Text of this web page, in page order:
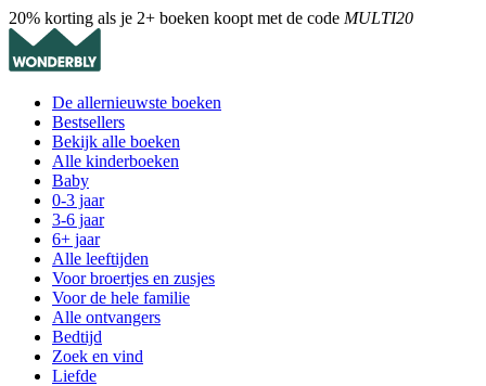
20% korting als je 2+ boeken koopt met de code MULTI20
De allernieuwste boeken
Bestsellers
Bekijk alle boeken
Alle kinderboeken
Baby
0-3 jaar
3-6 jaar
6+ jaar
Alle leeftijden
Voor broertjes en zusjes
Voor de hele familie
Alle ontvangers
Bedtijd
Zoek en vind
Liefde